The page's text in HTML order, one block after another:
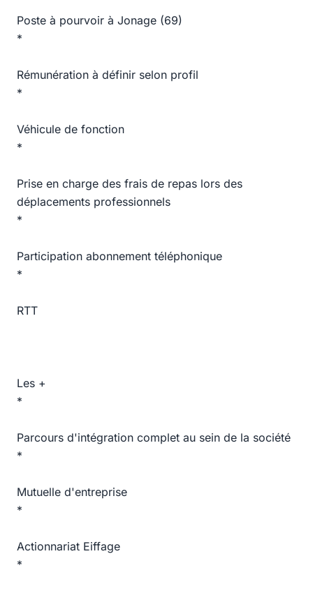
Poste à pourvoir à Jonage (69)
*
Rémunération à définir selon profil
*
Véhicule de fonction
*
Prise en charge des frais de repas lors des
déplacements professionnels
*
Participation abonnement téléphonique
*
RTT
Les +
*
Parcours d'intégration complet au sein de la société
*
Mutuelle d'entreprise
*
Actionnariat Eiffage
*